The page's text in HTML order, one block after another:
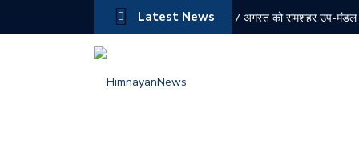
Latest News 7 अगस्त को रामशहर उप-मंडल